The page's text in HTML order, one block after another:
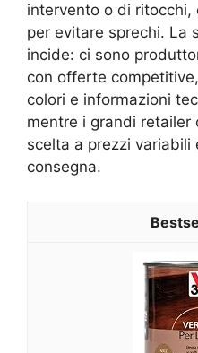
intervento o di
per evitare sprechi. La
incide: ci sono
con offerte
colori e informazioni
mentre i grandi retailer
scelta a prezzi variabili
consegna.